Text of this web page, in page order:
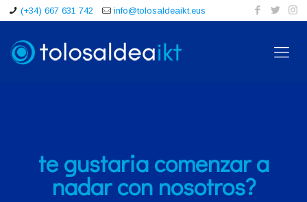
(+34) 667 631 742 info@tolosaldeaikt.eus
te gustaria comenzar a
nadar con nosotros?